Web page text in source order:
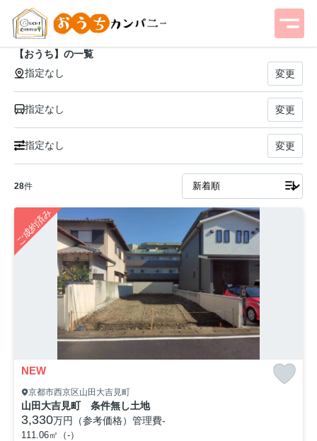
【おうち】の一覧
指定なし
変更
指定なし 変更
指定なし 変更
28件
ご成約済み
NEW
京都市西京区山田大吉見町
山田大吉見町 条件無し土地
3,330万円（参考価格） 管理費-
111.06㎡（-）